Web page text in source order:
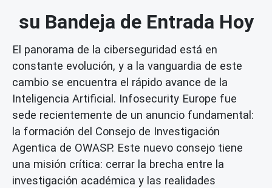
su Bandeja de Entrada Hoy
El panorama de la ciberseguridad está en
constante evolución, y a la vanguardia de este
cambio se encuentra el rápido avance de la
Inteligencia Artificial. Infosecurity Europe fue
sede recientemente de un anuncio fundamental:
la formación del Consejo de Investigación
Agentica de OWASP. Este nuevo consejo tiene
una misión crítica: cerrar la brecha entre la
investigación académica y las realidades